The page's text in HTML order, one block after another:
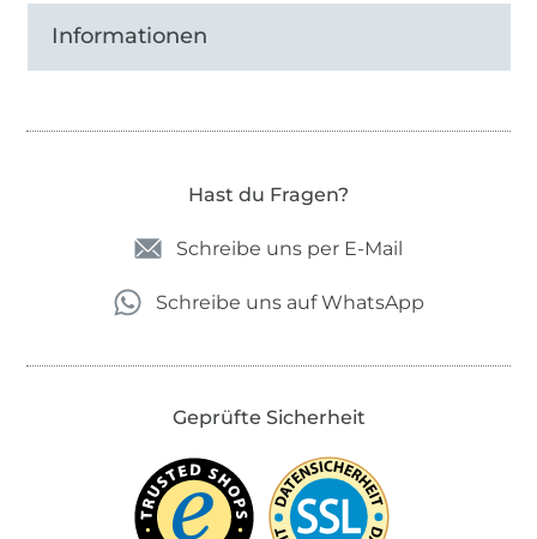
Informationen
Hast du Fragen?
Schreibe uns per E-Mail
Schreibe uns auf WhatsApp
Geprüfte Sicherheit